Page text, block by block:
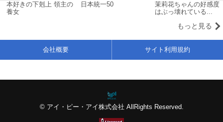
本好きの下剋上 領主の
養女
日本統一50
茉莉花ちゃんの好感度
はぶっ壊れている...
もっと見る
© アイ・ピー・アイ株式会社 AllRights Reserved.
会社概要 サイト利用規約